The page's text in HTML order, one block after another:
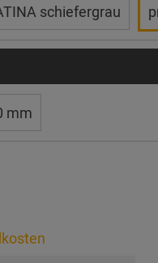
schiefergrau
mm